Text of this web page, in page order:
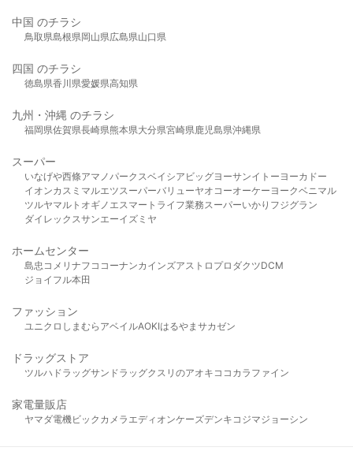
中国 のチラシ
鳥取県島根県岡山県広島県山口県
四国 のチラシ
徳島県香川県愛媛県高知県
九州・沖縄 のチラシ
福岡県佐賀県長崎県熊本県大分県宮崎県鹿児島県沖縄県
スーパー
いなげや西條アマノパークスベイシア ビッグヨーサンイトーヨーカドー
イオンカスミ マルエツスーパーバリューヤオコーオーケー ヨークベニマル
ツルヤマルト オギノ エスマート ライフ業務スーパーいかり フジグラン
ダイレックスサンエーイズミヤ
ホームセンター
島忠 コメリ ナフコ コーナンカインズアストロプロダクツDCM
ジョイフル本田
ファッション
ユニクロ しまむら アベイルAOKIはるやま サカゼン
ドラッグストア
ツルハドラッグサンドラッグクスリのアオキ ココカラファイン
家電量販店
ヤマダ電機ビックカメラ エディオンケーズデンキ コジマジョーシン